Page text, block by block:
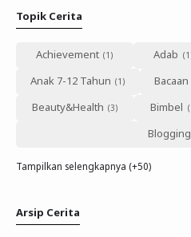
Topik Cerita
Achievement Adab
Anak 7-12 Tahun
Bacaan
Beauty&Health
Bimbel
Blogging
Tampilkan selengkapnya (+50)
Arsip Cerita